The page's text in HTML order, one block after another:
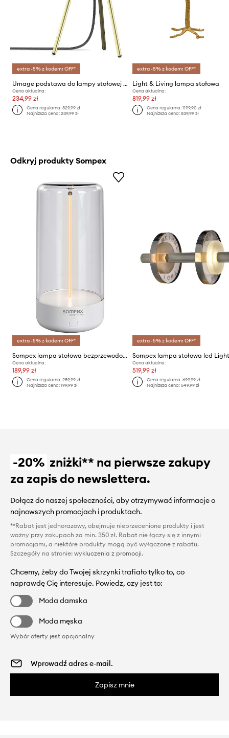
extra -5% z kodem: OFF*
Umage podstawa do lampy stołowej Tripod Table
Cena aktualna:
234,99 zł
Cena regularna:329,99 zł
Najniższa cena:239,99 zł
extra -5% z kodem: OFF*
Light & Living lampa stołowa
Cena aktualna:
819,99 zł
Cena regularna: 1199,90 zł
Najniższa cena: 839,99 zł
Odkryj produkty Sompex
extra -5% z kodem: OFF*
Sompex lampa stołowa bezprzewodowa led Pulse
Cena aktualna:
189,99 zł
Cena regularna:259,99 zł
Najniższa cena:199,99 zł
extra -5% z kodem: OFF*
Cena aktualna:
519,99 zł
Cena regularna: 699,99 zł
Najniższa cena: 549,99 zł
-20% zniżki** na pierwsze zakupy
za zapis do newslettera.
Dołącz do naszej społeczności, aby otrzymywać informacje o
najnowszych promocjach i produktach.
**Rabat jest jednorazowy, obejmuje nieprzecenione produkty i jest
ważny przy zakupach za min. 350 zł. Rabat nie łączy się z innymi
promocjami, a niektóre produkty mogą być wyłączone z rabatu.
Szczegóły na stronie: wykluczenia z promocji.
Chcemy, żeby do Twojej skrzynki trafiało tylko to, co
naprawdę Cię interesuje. Powiedz, czy jest to:
Moda damska
Moda męska
Wybór oferty jest opcjonalny
Zapisz mnie